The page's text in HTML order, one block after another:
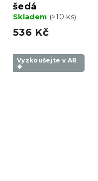
šedá
Skladem (>10 ks)
536 Kč
Vyzkoušejte v AR
❖